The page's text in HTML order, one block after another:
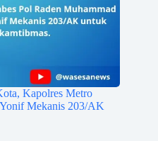
Kapolres Metro
Mekanis 203/AK